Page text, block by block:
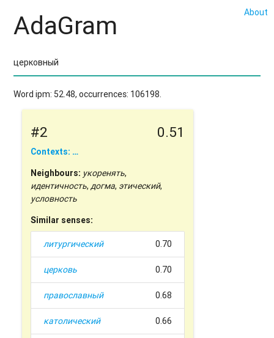
About
AdaGram
Word ipm: 52.48, occurrences: 106198.
#2 0.51
Contexts: …
Neighbours: укоренять,
идентичность,догма, этический,
условность
Similar senses:
литургический 0.70
церковь 0.70
православный 0.68
католический 0.66